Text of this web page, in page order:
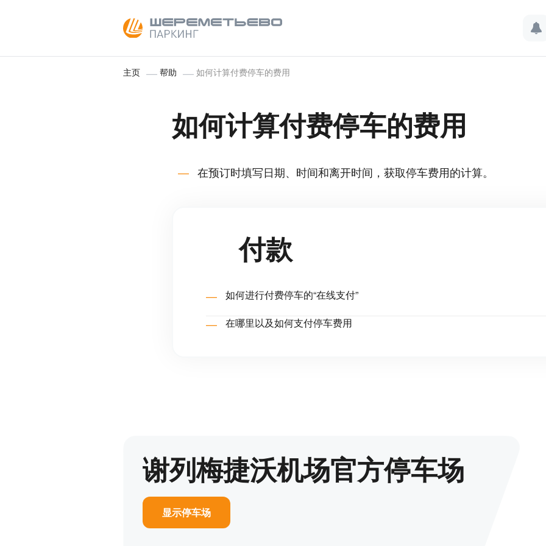
主页 帮助 如何计算付费停车的费用
如何计算付费停车的费用
在预订时填写日期、时间和离开时间，获取停车费用的计算。
付款
如何进行付费停车的“在线支付”
在哪里以及如何支付停车费用
谢列梅捷沃机场官方停车场
显示停车场